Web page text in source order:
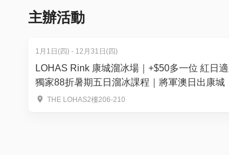
主辦活動
1月1日(四) - 12月31日(四)
LOHAS Rink 康城溜冰場｜+$50多一位 紅日
獨家88折暑期五日溜冰課程｜將軍澳日出康城
THE LOHAS2樓206-210